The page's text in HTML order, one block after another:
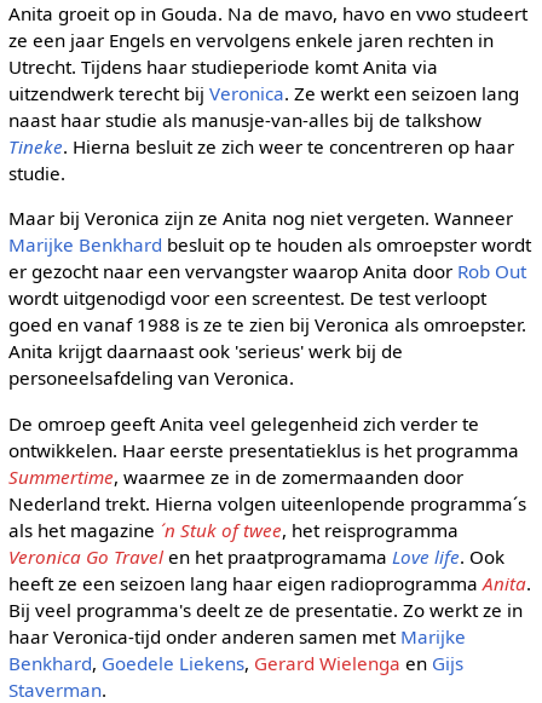
Anita groeit op in Gouda. Na de mavo, havo en vwo studeert
ze een jaar Engels en vervolgens enkele jaren rechten in
Utrecht. Tijdens haar studieperiode komt Anita via
uitzendwerk terecht bij Veronica. Ze werkt een seizoen lang
naast haar studie als manusje-van-alles bij de talkshow
Tineke. Hierna besluit ze zich weer te concentreren op haar
studie.
Maar bij Veronica zijn ze Anita nog niet vergeten. Wanneer
Marijke Benkhard besluit op te houden als omroepster wordt
er gezocht naar een vervangster waarop Anita door Rob Out
wordt uitgenodigd voor een screentest. De test verloopt
goed en vanaf 1988 is ze te zien bij Veronica als omroepster.
Anita krijgt daarnaast ook 'serieus' werk bij de
personeelsafdeling van Veronica.
De omroep geeft Anita veel gelegenheid zich verder te
ontwikkelen. Haar eerste presentatieklus is het programma
Summertime, waarmee ze in de zomermaanden door
Nederland trekt. Hierna volgen uiteenlopende programma´s
als het magazine ´n Stuk of twee, het reisprogramma
Veronica Go Travelen het praatprogramama Love life. Ook
heeft ze een seizoen lang haar eigen radioprogramma Anita.
Bij veel programma's deelt ze de presentatie. Zo werkt ze in
haar Veronica-tijd onder anderen samen met Marijke
Benkhard, Goedele Liekens, Gerard Wielenga en Gijs
Staverman.